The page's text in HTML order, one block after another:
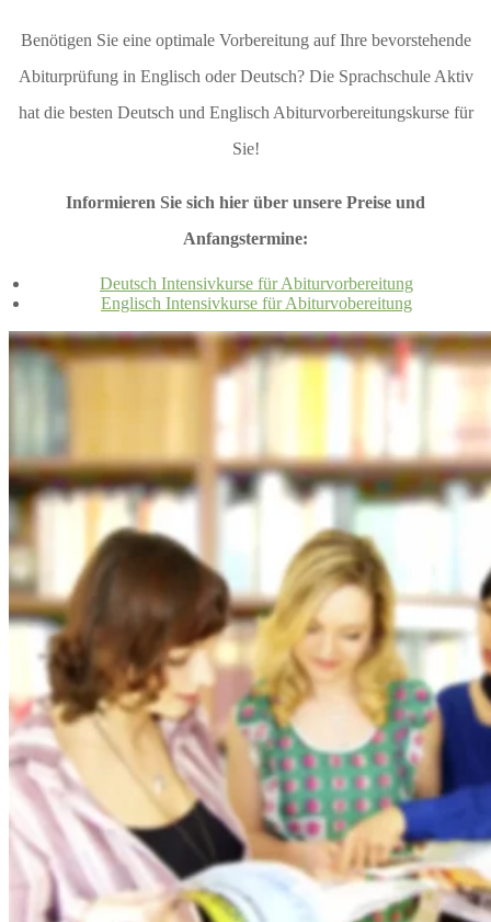
Benötigen Sie eine optimale Vorbereitung auf Ihre bevorstehende
Abiturprüfung in Englisch oder Deutsch? Die Sprachschule Aktiv
hat die besten Deutsch und Englisch Abiturvorbereitungskurse für
Sie!
Informieren Sie sich hier über unsere Preise und
Anfangstermine:
Deutsch Intensivkurse für Abiturvorbereitung
Englisch Intensivkurse für Abiturvobereitung